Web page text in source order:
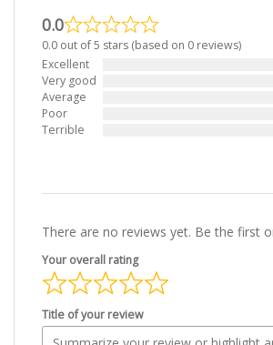
0.0
0.0 out of 5 stars (based on 0 reviews)
Excellent
Very good
Average
Poor
Terrible
There are no reviews yet. Be the first
Your overall rating
Title of your review